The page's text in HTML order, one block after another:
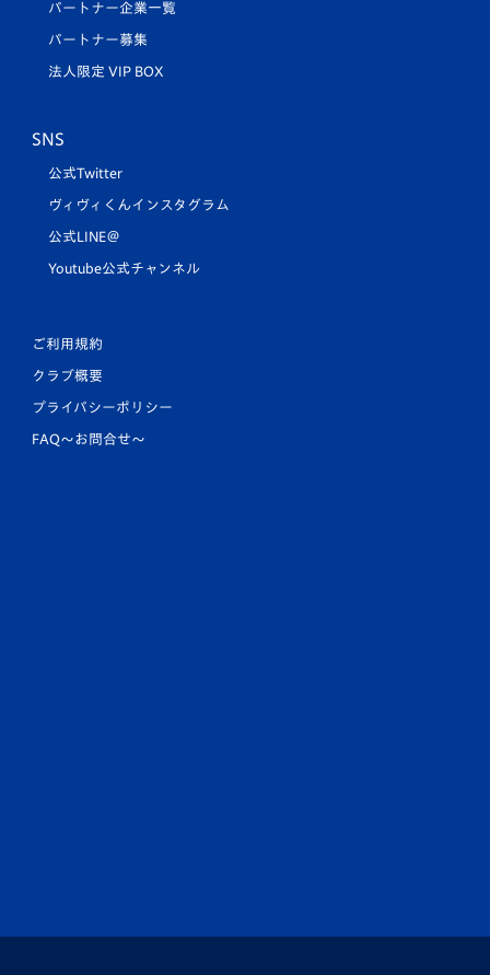
パートナー企業一覧
パートナー募集
法人限定 VIP BOX
SNS
公式Twitter
ヴィヴィくんインスタグラム
公式LINE＠
Youtube公式チャンネル
ご利用規約
クラブ概要
プライバシーポリシー
FAQ〜お問合せ〜